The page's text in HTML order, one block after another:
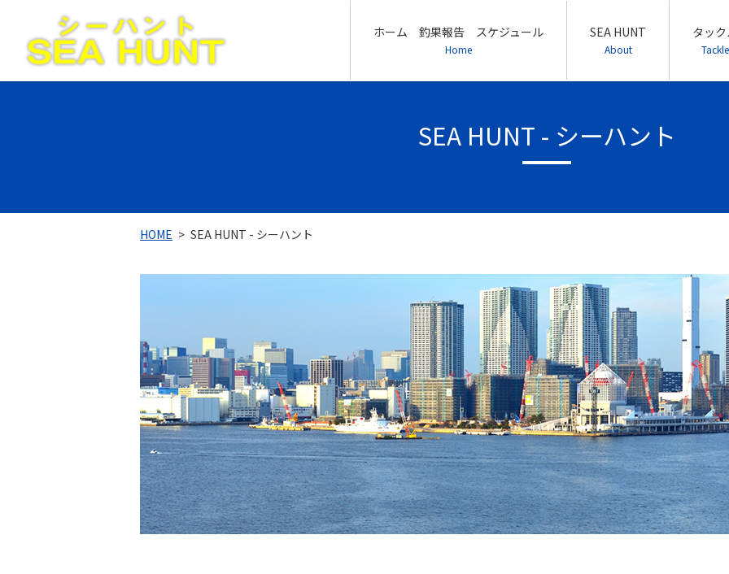
ホーム 釣果報告 スケジュール
Home
SEA HUNT
About
タッ
SEA HUNT - シーハント
HOME SEA HUNT - シーハント